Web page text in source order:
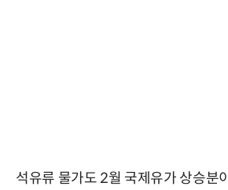
석유류 물가도 2월 국제유가 상승분